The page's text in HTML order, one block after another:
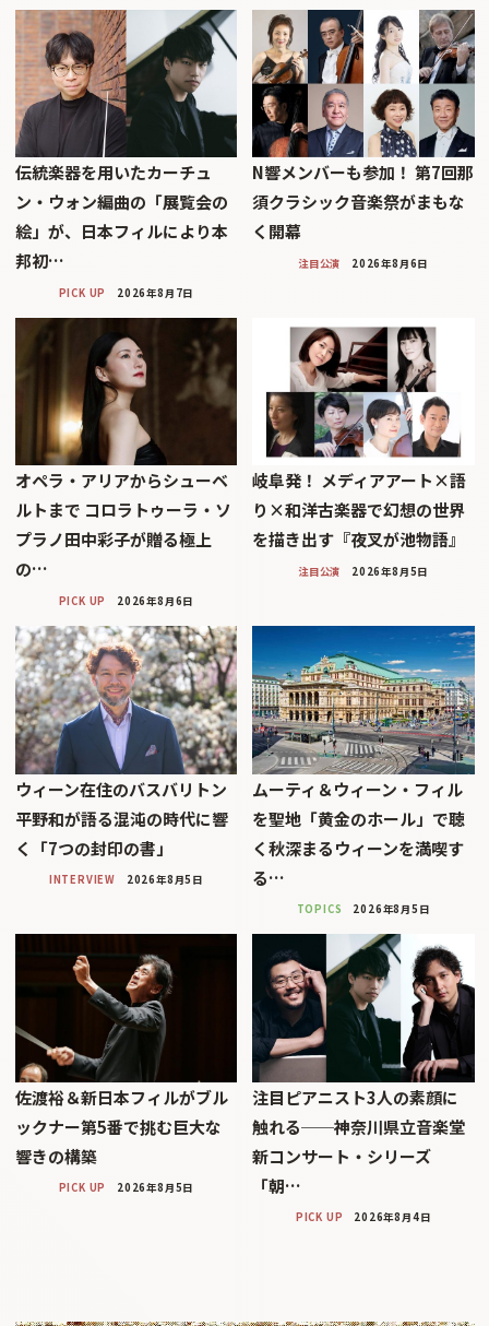
伝統楽器を用いたカーチュ
ン・ウォン編曲の「展覧会の
絵」が、日本フィルにより本
邦初…
PICK UP 2026年8月7日
N響メンバーも参加！ 第7回那
須クラシック音楽祭がまもな
く開幕
注目公演 2026年8月6日
オペラ・アリアからシューベ
ルトまで コロラトゥーラ・ソ
プラノ田中彩子が贈る極上
の…
PICK UP 2026年8月6日
岐阜発！ メディアアート×語
り×和洋古楽器で幻想の世界
を描き出す『夜叉が池物語』
注目公演 2026年8月5日
ウィーン在住のバスバリトン
平野和が語る混沌の時代に響
く「7つの封印の書」
INTERVIEW 2026年8月5日
ムーティ＆ウィーン・フィル
を聖地「黄金のホール」で聴
く秋深まるウィーンを満喫す
る…
TOPICS 2026年8月5日
佐渡裕＆新日本フィルがブル
ックナー第5番で挑む巨大な
響きの構築
PICK UP 2026年8月5日
注目ピアニスト3人の素顔に
触れる──神奈川県立音楽堂
新コンサート・シリーズ
「朝…
PICK UP 2026年8月4日